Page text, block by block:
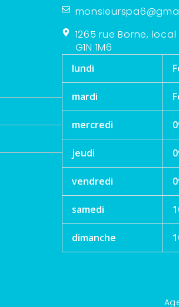
1265 rue Borne,
G1N 1M6
lundi
mardi
mercredi
jeudi
vendredi
samedi
dimanche